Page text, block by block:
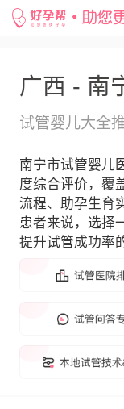
广西 - 南
试管婴儿大全
南宁市试管婴儿
度综合评价，覆
流程、助孕生育
患者来说，选择
提升试管成功率